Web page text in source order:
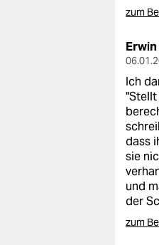
zum
Ich
"Stellt
dass
sie
und
der
zum